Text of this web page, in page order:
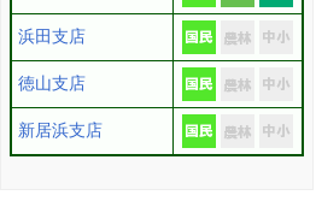
浜田支店
徳山支店
新居浜支店